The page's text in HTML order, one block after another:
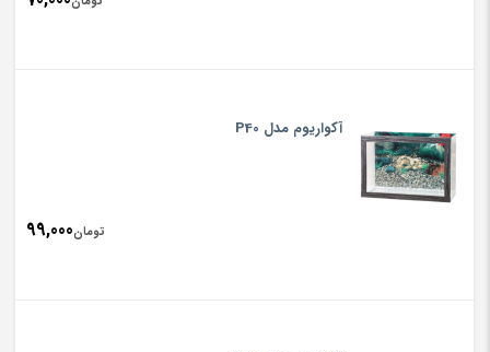
آکواریوم مدل P40
تومان99,000